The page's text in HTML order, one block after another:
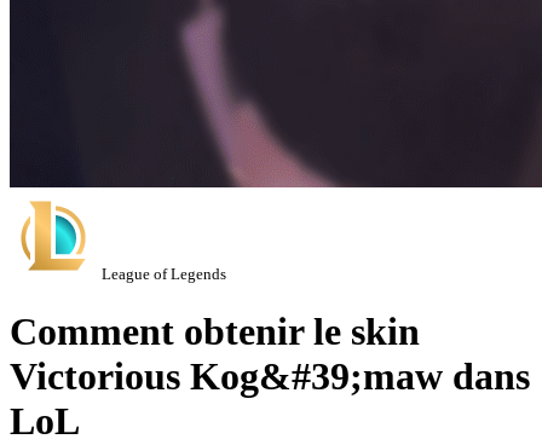
League of Legends
Comment obtenir le skin
Victorious Kog&#39;maw dans
LoL